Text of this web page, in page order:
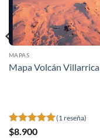
MAPAS
Mapa Volcán Villarrica
Valorado
(1 reseña)
$8.900